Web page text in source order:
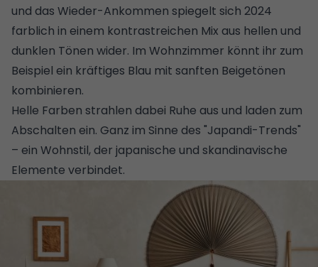
und das Wieder-Ankommen spiegelt sich 2024
farblich in einem kontrastreichen Mix aus hellen und
dunklen Tönen wider. Im Wohnzimmer könnt ihr zum
Beispiel ein kräftiges Blau mit sanften Beigetönen
kombinieren.
Helle Farben strahlen dabei Ruhe aus und laden zum
Abschalten ein. Ganz im Sinne des "Japandi-Trends"
– ein Wohnstil, der japanische und skandinavische
Elemente verbindet.